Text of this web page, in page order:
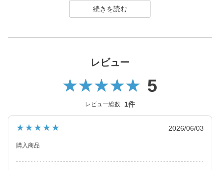
げなく瞳の印象アップをしたい方や大人世代の方にもおすすめで
candy magic 1day（キャンディーマジック ワンデー）は2007年
幅広い世代から愛されるロングセラーコンタクトレンズブラン
レンズ直径(DIA)14.5㎜の大きめレンズで瞳を大きく魅せながら、
ました。
ハイスペックレンズへとリニューアル！
レビュー
5
レビュー総数 1件
★★★★★ 2026/06/03
購入商品